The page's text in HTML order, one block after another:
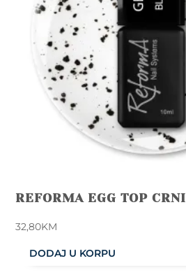
chosen
product
REFORMA EGG TOP CRNI
32,80KM
DODAJ U KORPU